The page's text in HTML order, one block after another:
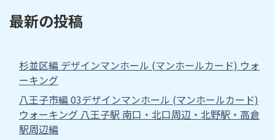
最新の投稿
杉並区編 デザインマンホール (マンホールカード) ウォ
ーキング
八王子市編 03デザインマンホール (マンホールカード)
ウォーキング 八王子駅 南口・北口周辺・北野駅・高倉
駅周辺編